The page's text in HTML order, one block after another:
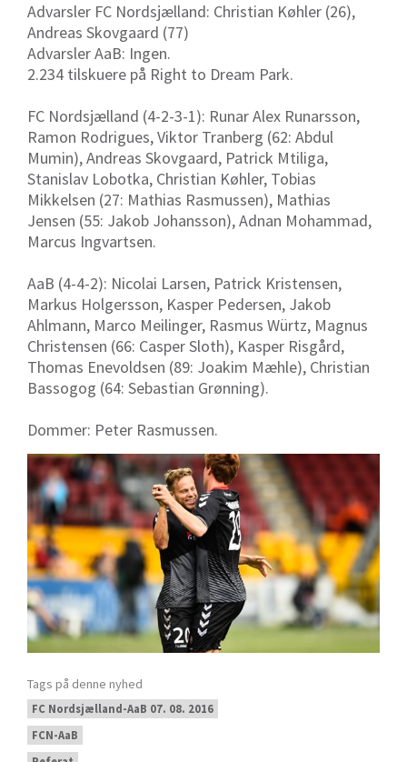
Advarsler FC Nordsjælland: Christian Køhler (26),
Andreas Skovgaard (77)
Advarsler AaB: Ingen.
2.234 tilskuere på Right to Dream Park.
FC Nordsjælland (4-2-3-1): Runar Alex Runarsson,
Ramon Rodrigues, Viktor Tranberg (62: Abdul
Mumin), Andreas Skovgaard, Patrick Mtiliga,
Stanislav Lobotka, Christian Køhler, Tobias
Mikkelsen (27: Mathias Rasmussen), Mathias
Jensen (55: Jakob Johansson), Adnan Mohammad,
Marcus Ingvartsen.
AaB (4-4-2): Nicolai Larsen, Patrick Kristensen,
Markus Holgersson, Kasper Pedersen, Jakob
Ahlmann, Marco Meilinger, Rasmus Würtz, Magnus
Christensen (66: Casper Sloth), Kasper Risgård,
Thomas Enevoldsen (89: Joakim Mæhle), Christian
Bassogog (64: Sebastian Grønning).
Dommer: Peter Rasmussen.
Tags på denne nyhed
FC Nordsjælland-AaB 07. 08. 2016
FCN-AaB